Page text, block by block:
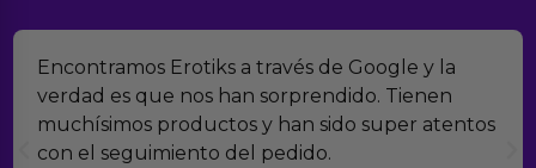
Encontramos Erotiks a través de Google y la
verdad es que nos han sorprendido. Tienen
muchísimos productos y han sido super atentos
con el seguimiento del pedido.